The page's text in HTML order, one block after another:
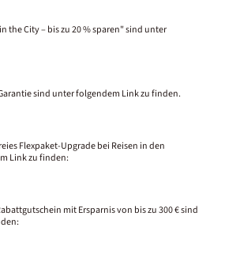
the City – bis zu 20 % sparen" sind unter
sind unter folgendem Link zu finden.
Flexpaket-Upgrade bei Reisen in den
Link zu finden:
mit Ersparnis von bis zu 300 € sind